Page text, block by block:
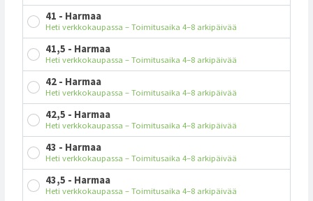
41 - Harmaa
Heti verkkokaupassa – Toimitusaika 4–8 arkipäivää
41,5 - Harmaa
Heti verkkokaupassa – Toimitusaika 4–8 arkipäivää
42 - Harmaa
Heti verkkokaupassa – Toimitusaika 4–8 arkipäivää
42,5 - Harmaa
Heti verkkokaupassa – Toimitusaika 4–8 arkipäivää
43 - Harmaa
Heti verkkokaupassa – Toimitusaika 4–8 arkipäivää
43,5 - Harmaa
Heti verkkokaupassa – Toimitusaika 4–8 arkipäivää